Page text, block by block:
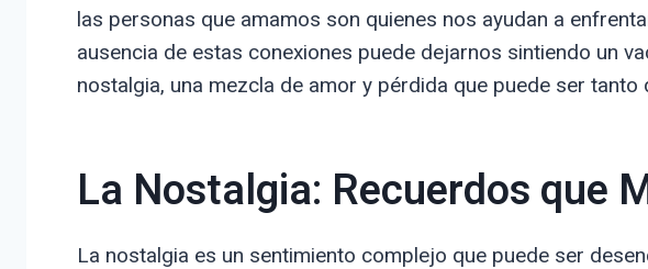
las personas que amamos son quienes nos ayudan a
ausencia de estas conexiones puede dejarnos sintiendo un
nostalgia, una mezcla de amor y pérdida que puede ser
La Nostalgia: Recuerdos que
La nostalgia es un sentimiento complejo que puede ser